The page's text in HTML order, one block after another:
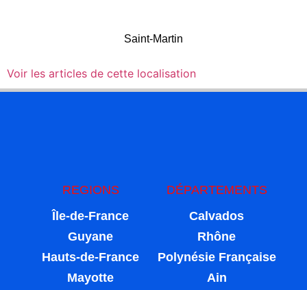
Saint-Martin
Voir les articles de cette localisation
REGIONS
Île-de-France
Guyane
Hauts-de-France
Mayotte
DÉPARTEMENTS
Calvados
Rhône
Polynésie Française
Ain